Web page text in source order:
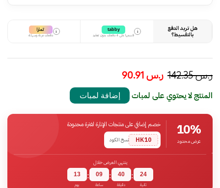
هل تريد الدفع
بالتقسيط؟
i
tabby
قسمها على 4 دفعات بدون تعقيد
i تمارا
دفعات مرنة وسهلة
ر.س142.35 ر.س
المنتج لا يحتوي على لمبات إضافة لمبات
10%
عرض محدود
خصم إضافي على منتجات الإنارة لفترة محدودة
HK10
نسخ الكود
ينتهي العرض خلال
13
يوم
: 09
ساعة
: 40
دقيقة
: 23
ثانية